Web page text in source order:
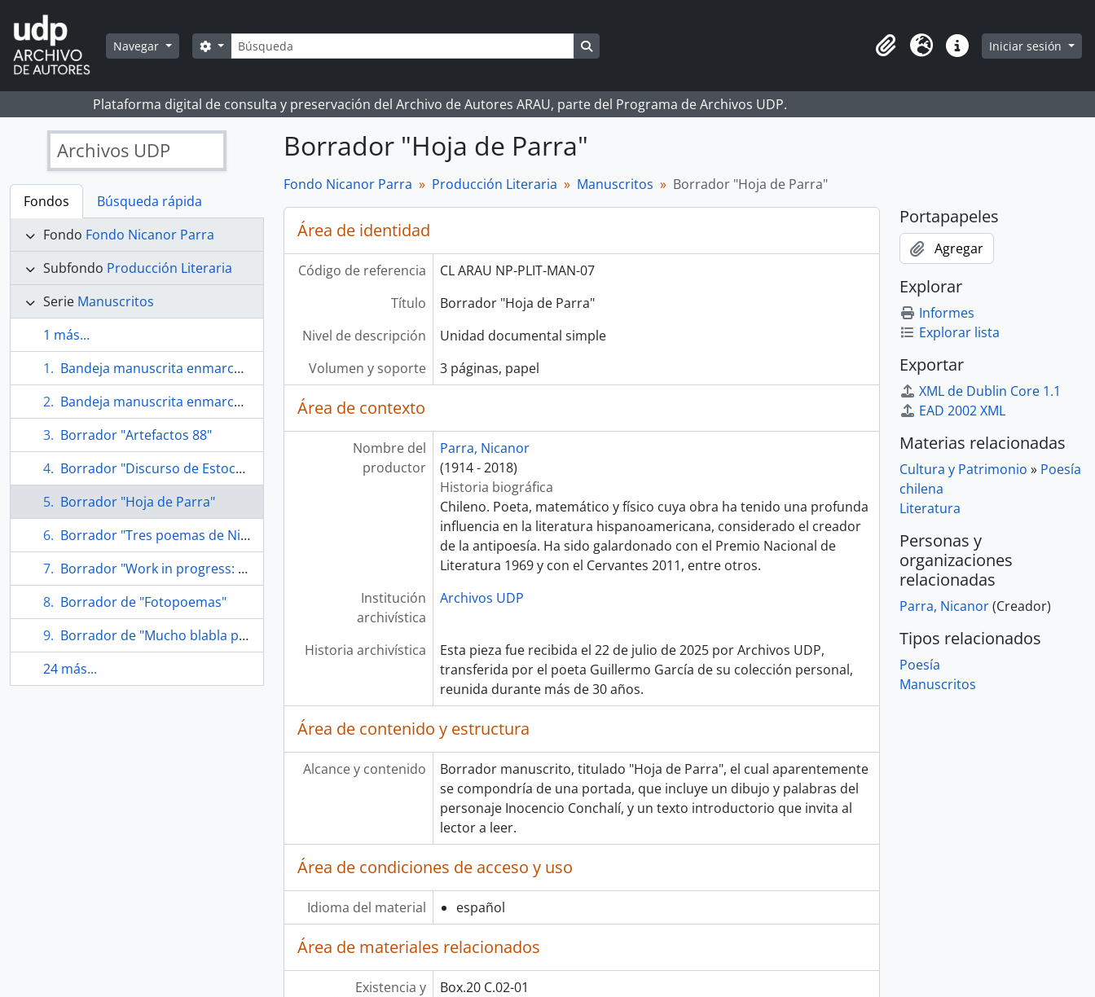
Skip to main content
Navegar Búsqueda
Search options
Portapapeles
Idioma Enlaces rápidos
Iniciar sesión
Plataforma digital de consulta y preservación del Archivo de Autores ARAU, parte del Programa de Archivos UDP.
Archivos UDP
Fondos
Búsqueda rápida
Fondo Fondo Nicanor Parra
Subfondo Producción Literaria
Serie Manuscritos
1 más...
Bandeja manuscrita enmarcada "La poesía pasa"
Bandeja manuscrita enmarcada "Poor & rich"
Borrador "Artefactos 88"
Borrador "Discurso de Estocolmo"
Borrador "Hoja de Parra"
Borrador "Tres poemas de Nicanor Parra"
Borrador "Work in progress: a reading at NYU poetry"
Borrador de "Fotopoemas"
Borrador de "Mucho blabla poco gluglu" y "La princesa Diana"
24 más...
Borrador "Hoja de Parra"
Fondo Nicanor Parra Producción Literaria Manuscritos Borrador "Hoja de Parra"
Área de identidad
Código de referencia
CL ARAU NP-PLIT-MAN-07
Título
Borrador "Hoja de Parra"
Nivel de descripción
Unidad documental simple
Volumen y soporte
3 páginas, papel
Área de contexto
Nombre del
productor
Parra, Nicanor
(1914 - 2018)
Historia biográfica
Chileno. Poeta, matemático y físico cuya obra ha tenido una profunda
influencia en la literatura hispanoamericana, considerado el creador
de la antipoesía. Ha sido galardonado con el Premio Nacional de
Literatura 1969 y con el Cervantes 2011, entre otros.
Institución
archivística
Archivos UDP
Historia archivística
Esta pieza fue recibida el 22 de julio de 2025 por Archivos UDP,
transferida por el poeta Guillermo García de su colección personal,
reunida durante más de 30 años.
Área de contenido y estructura
Alcance y contenido
Borrador manuscrito, titulado "Hoja de Parra", el cual aparentemente
se compondría de una portada, que incluye un dibujo y palabras del
personaje Inocencio Conchalí, y un texto introductorio que invita al
lector a leer.
Área de condiciones de acceso y uso
Idioma del material español
Área de materiales relacionados
Existencia y
Box.20 C.02-01
Portapapeles
Agregar
Explorar
Informes
Explorar lista
Exportar
XML de Dublin Core 1.1
EAD 2002 XML
Materias relacionadas
Cultura y Patrimonio » Poesía
chilena
Literatura
Personas y
organizaciones
relacionadas
Parra, Nicanor(Creador)
Tipos relacionados
Poesía
Manuscritos